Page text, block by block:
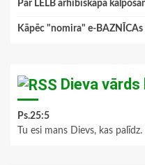
Par LELB arhibīskapa
Kāpēc "nomira" e-BAZNĪCAs
Dieva
Ps.25:5
Tu esi mans Dievs, kas